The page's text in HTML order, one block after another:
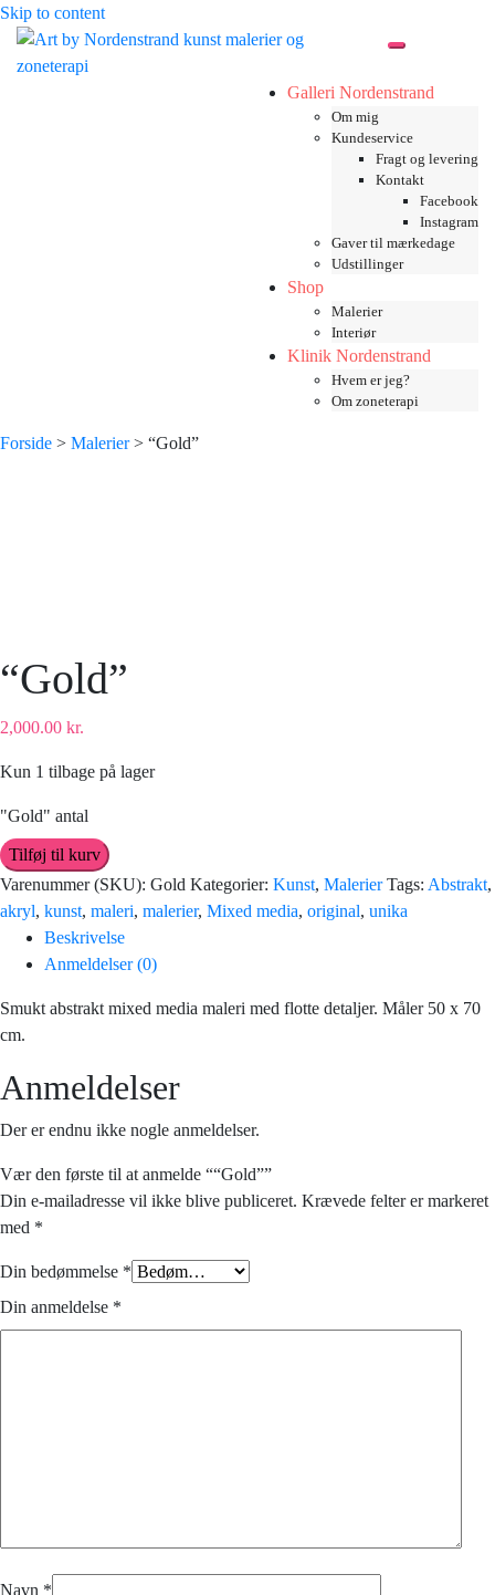
Skip to content
Galleri Nordenstrand
Om mig
Kundeservice
Fragt og levering
Kontakt
Facebook
Instagram
Gaver til mærkedage
Udstillinger
Shop
Malerier
Interiør
Klinik Nordenstrand
Hvem er jeg?
Om zoneterapi
Forside > Malerier> “Gold”
“Gold”
2,000.00 kr.
Kun 1 tilbage på lager
"Gold" antal
Tilføj til kurv
Varenummer (SKU): Gold Kategorier: Kunst, Malerier Tags: Abstrakt,
akryl, kunst, maleri, malerier, Mixed media, original, unika
Beskrivelse
Anmeldelser (0)
Smukt abstrakt mixed media maleri med flotte detaljer. Måler 50 x 70
cm.
Anmeldelser
Der er endnu ikke nogle anmeldelser.
Vær den første til at anmelde ““Gold””
Din e-mailadresse vil ikke blive publiceret. Krævede felter er markeret
med *
Din bedømmelse *
Din anmeldelse *
Navn *